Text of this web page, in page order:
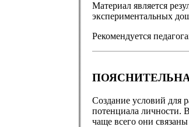
Материал является
экспериментальных
Рекомендуется
Создание условий для
потенциала личности.
чаще всего они